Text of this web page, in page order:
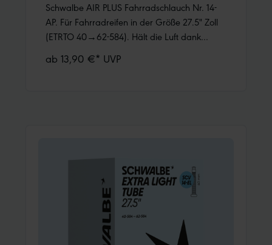
Schwalbe AIR PLUS Fahrradschlauch Nr. 14-
AP. Für Fahrradreifen in der Größe 27.5" Zoll
(ETRTO 40→62-584). Hält die Luft dank
Nachpumpen ist weniger oft notwendig.
ab 13,90 €* UVP